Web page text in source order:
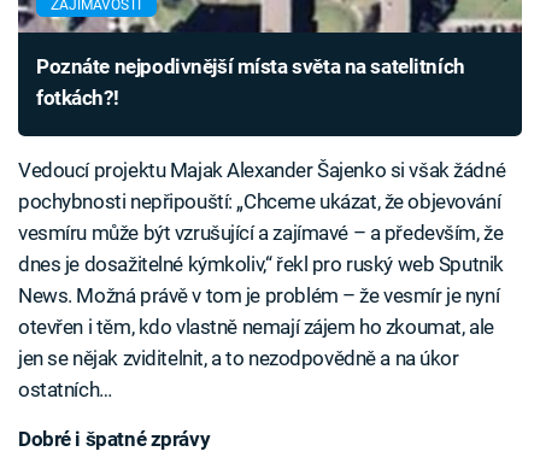
ZAJÍMAVOSTI
Poznáte nejpodivnější místa světa na satelitních
fotkách?!
Vedoucí projektu Majak Alexander Šajenko si však žádné
pochybnosti nepřipouští: „Chceme ukázat, že objevování
vesmíru může být vzrušující a zajímavé – a především, že
dnes je dosažitelné kýmkoliv,“ řekl pro ruský web Sputnik
News. Možná právě v tom je problém – že vesmír je nyní
otevřen i těm, kdo vlastně nemají zájem ho zkoumat, ale
jen se nějak zviditelnit, a to nezodpovědně a na úkor
ostatních…
Dobré i špatné zprávy